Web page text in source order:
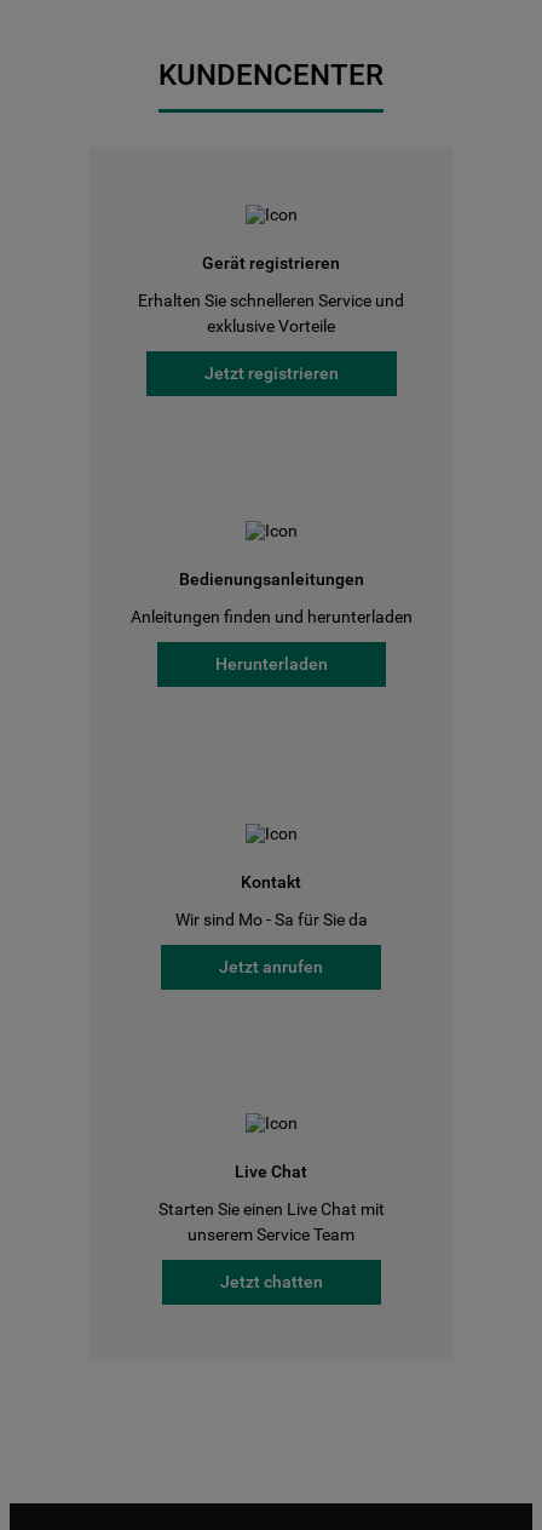
KUNDENCENTER
Gerät registrieren
Erhalten Sie schnelleren Service und
exklusive Vorteile
Jetzt registrieren
Bedienungsanleitungen
Anleitungen finden und herunterladen
Herunterladen
Kontakt
Wir sind Mo - Sa für Sie da
Jetzt anrufen
Live Chat
Starten Sie einen Live Chat mit
unserem Service Team
Jetzt chatten